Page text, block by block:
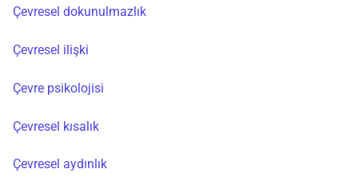
Çevresel dokunulmazlık
Çevresel ilişki
Çevre psikolojisi
Çevresel kısalık
Çevresel aydınlık